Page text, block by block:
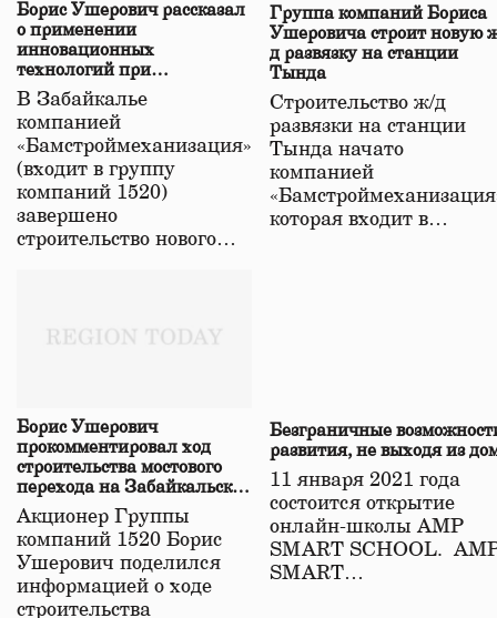
Борис Ушерович рассказал
о применении
инновационных
технологий при
строительстве нового моста
в Забайкалье
В Забайкалье
компанией
«Бамстроймеханизация»
(входит в группу
компаний 1520)
завершено
строительство нового…
Группа компаний Бориса
Ушеровича строит новую
д развязку на станции
Тында
Строительство ж/д
развязки на станции
Тында начато
компанией
которая входит в…
Борис Ушерович
прокомментировал ход
строительства мостового
перехода на Забайкальской
железной дороге
Акционер Группы
компаний 1520 Борис
Ушерович поделился
информацией о ходе
строительства
Безграничные
развития, не выходя из
11 января 2021 года
состоится открытие
онлайн-школы АМР
SMART SCHOOL.
SMART…